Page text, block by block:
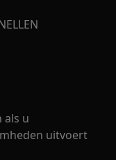
als u
uitvoert